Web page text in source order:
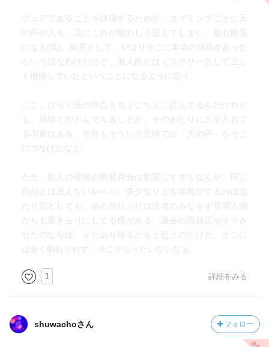
フェアであることを担保するためか、タイミングごとに天
の声が入る。逆にこれが疑わしく思えてしまい、疑心暗鬼
になる(笑)。結果として、やはりそこに本当の伏線があった
という話なわけだけど、個人的にはミステリーとして正し
く機能していたということになるように思う。
ここしばらく氏の作品をちょこちょこ読んでるんだけれど
も、伏線とかどんでん返しとか、そのあたりに力を入れて
る印象はある。今作もそういう意味では「天の声」をそこ
につなげたなと。
ただ、犯人の最後の豹変具合は豹変しすぎてなんか、同じ
作品とは思えないレベル。多少なりとも本性がでるのは当
たり前としても、あの発狂ぶりは読者のみならず登場人物
たちも置き去りにしてる感がある。過去の因縁話がそうさ
せたのならば、まだあり得るかもと思うのだけど、そこに
は全く触れられず。そこがもったいないなぁ。
1 詳細をみる
shuwachoさん フォロー